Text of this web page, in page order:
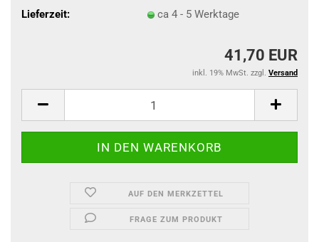
Lieferzeit:
ca 4 - 5 Werktage
41,70 EUR
inkl. 19% MwSt. zzgl. Versand
AUF DEN MERKZETTEL
FRAGE ZUM PRODUKT